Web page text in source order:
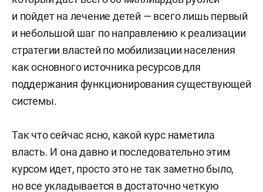
и пойдет на лечение детей — всего лишь первый
и небольшой шаг по направлению к реализации
стратегии властей по мобилизации населения
как основного источника ресурсов для
поддержания функционирования существующей
системы.
Так что сейчас ясно, какой курс наметила
власть. И она давно и последовательно этим
курсом идет, просто это не так заметно было,
но все укладывается в достаточно четкую